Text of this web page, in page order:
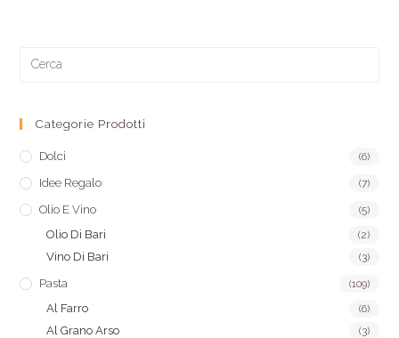
Categorie Prodotti
Dolci (6)
Idee Regalo (7)
Olio E Vino (5)
Olio Di Bari (2)
Vino Di Bari (3)
Pasta (109)
Al Farro (6)
Al Grano Arso (3)